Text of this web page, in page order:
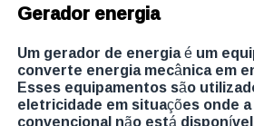
Gerador energia
Um gerador de energia é um
converte energia mecânica em
Esses equipamentos são
eletricidade em situações onde